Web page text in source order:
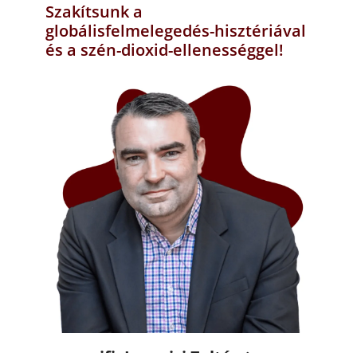
Szakítsunk a
globálisfelmelegedés-hisztériával
és a szén-dioxid-ellenességgel!